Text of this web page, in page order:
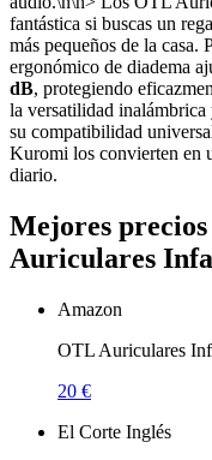
fantástica si buscas un
más pequeños de la casa.
ergonómico de diadema
dB, protegiendo
la versatilidad inalámbrica
su compatibilidad
Kuromi los convierten en
diario.
Mejores
Auriculares
Amazon
OTL Auriculares
20 €
El Corte Inglés